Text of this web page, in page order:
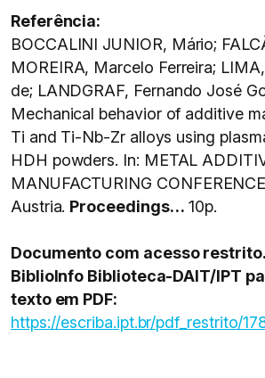
Referência:
BOCCALINI JUNIOR, Mário;
MOREIRA, Marcelo Ferreira;
de; LANDGRAF, Fernando José
Mechanical behavior of additive
Ti and Ti-Nb-Zr alloys using
HDH powders. In: METAL
MANUFACTURING
Austria. Proceedings… 10p.
Documento com acesso
BiblioInfo Biblioteca-DAIT/IPT
texto em PDF:
https://escriba.ipt.br/pdf_restrito/